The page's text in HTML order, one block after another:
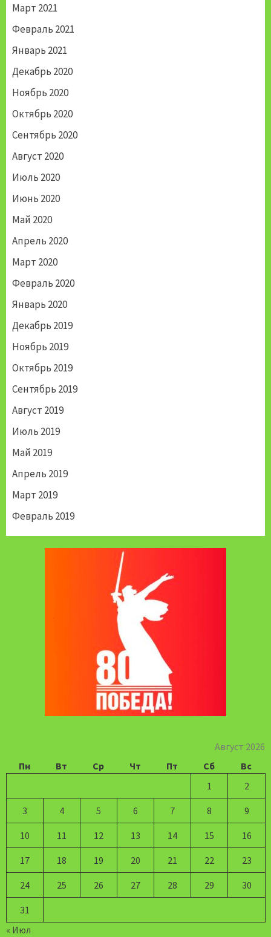
Март 2021
Февраль 2021
Январь 2021
Декабрь 2020
Ноябрь 2020
Октябрь 2020
Сентябрь 2020
Август 2020
Июль 2020
Июнь 2020
Май 2020
Апрель 2020
Март 2020
Февраль 2020
Январь 2020
Декабрь 2019
Ноябрь 2019
Октябрь 2019
Сентябрь 2019
Август 2019
Июль 2019
Май 2019
Апрель 2019
Март 2019
Февраль 2019
Август 2026
Пн
Вт Ср Чт Пт Сб
Вс
1
2
3 4 5 6 7 8 9
10 11 12 13 14 15 16
17 18 19 20 21 22 23
24 25 26 27 28 29 30
31
« Июл